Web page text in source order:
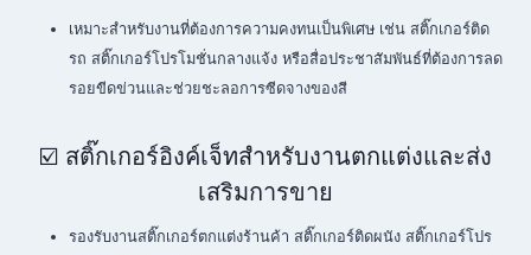
เหมาะสำหรับงานที่ต้องการความคงทนเป็นพิเศษ เช่น สติ๊กเกอร์ติด
รถ สติ๊กเกอร์โปรโมชั่นกลางแจ้ง หรือสื่อประชาสัมพันธ์ที่ต้องการลด
รอยขีดข่วนและช่วยชะลอการซีดจางของสี
☑️ สติ๊กเกอร์อิงค์เจ็ทสำหรับงานตกแต่งและส่ง
เสริมการขาย
รองรับงานสติ๊กเกอร์ตกแต่งร้านค้า สติ๊กเกอร์ติดผนัง สติ๊กเกอร์โปร